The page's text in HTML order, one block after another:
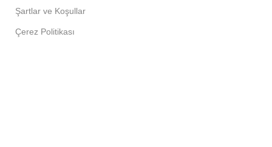
Şartlar ve Koşullar
Çerez Politikası